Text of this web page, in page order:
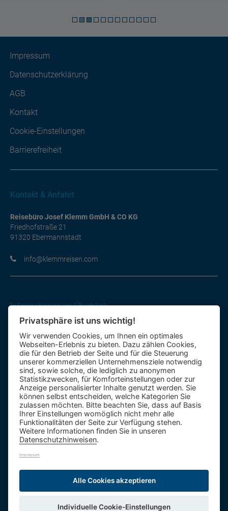
Impressum
Datenschutzerklärung
AGB
Kontakt
Cookie-Einstellungen
Barrierefreiheit
Kontakt & Anfahrt
Reisebüro Josef Klemm GmbH & CO KG
Friedhofstraße 21
91320 Ebermannstadt
moc.nesiermmelk@ofni
Informationen im Überblick
Gutscheine
Kontakt-Formular
Anfahrt
Mietbus
Reisebewertung
Reiseinformationen A – Z
992,0t CO
ID: DE27006
Privatsphäre ist uns wichtig!
Wir verwenden Cookies, um Ihnen ein optimales
Webseiten-Erlebnis zu bieten. Dazu zählen Cookies,
die für den Betrieb der Seite und für die Steuerung
unserer kommerziellen Unternehmensziele notwendig
sind, sowie solche, die lediglich zu anonymen
Statistikzwecken, für Komforteinstellungen oder zur
Anzeige personalisierter Inhalte genutzt werden. Sie
können selbst entscheiden, welche Kategorien Sie
zulassen möchten. Bitte beachten Sie, dass auf Basis
Ihrer Einstellungen womöglich nicht mehr alle
Funktionalitäten der Seite zur Verfügung stehen.
Weitere Informationen finden Sie in unseren
Datenschutzhinweisen.
Impressum
Alle Cookies akzeptieren
Individuelle Cookie-Einstellungen